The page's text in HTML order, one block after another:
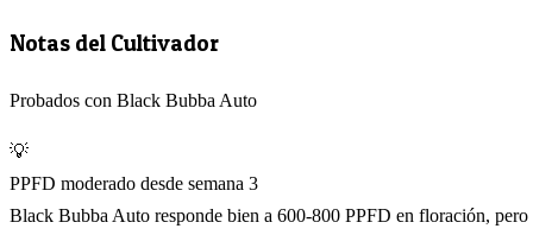
Notas del Cultivador
Probados con Black Bubba Auto
💡
PPFD moderado desde semana 3
Black Bubba Auto responde bien a 600-800 PPFD en floración, pero